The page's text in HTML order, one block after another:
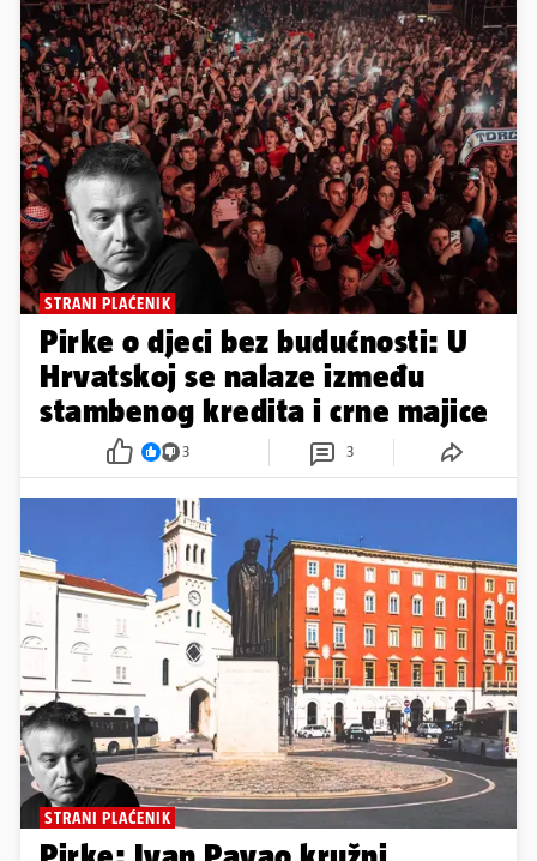
STRANI PLAĆENIK
Pirke o djeci bez budućnosti: U
Hrvatskoj se nalaze između
stambenog kredita i crne majice
3 3
STRANI PLAĆENIK